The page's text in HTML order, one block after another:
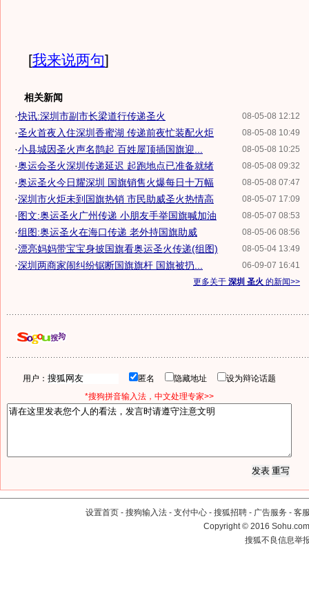
[我来说两句]
相关新闻
08-05-08 12:12
·快讯:深圳市副市长梁道行传递圣火
08-05-08 10:49
·圣火首夜入住深圳香蜜湖 传递前夜忙装配火炬
08-05-08 10:25
·小县城因圣火声名鹊起 百姓屋顶插国旗迎...
08-05-08 09:32
·奥运会圣火深圳传递延迟 起跑地点已准备就绪
08-05-08 07:47
·奥运圣火今日耀深圳 国旗销售火爆每日十万幅
08-05-07 17:09
·深圳市火炬未到国旗热销 市民助威圣火热情高
08-05-07 08:53
·图文:奥运圣火广州传递 小朋友手举国旗喊加油
08-05-06 08:56
·组图:奥运圣火在海口传递 老外持国旗助威
08-05-04 13:49
·漂亮妈妈带宝宝身披国旗看奥运圣火传递(组图)
06-09-07 16:41
·深圳两商家闹纠纷锯断国旗旗杆 国旗被扔...
更多关于 深圳 圣火 的新闻>>
用户： 匿名 隐藏地址
设为辩论话题
*搜狗拼音输入法，中文处理专家>>
设置首页 - 搜狗输入法 - 支付中心 - 搜狐招聘 - 广告服务 - 客
Copyright©2016
搜狐不良信息举